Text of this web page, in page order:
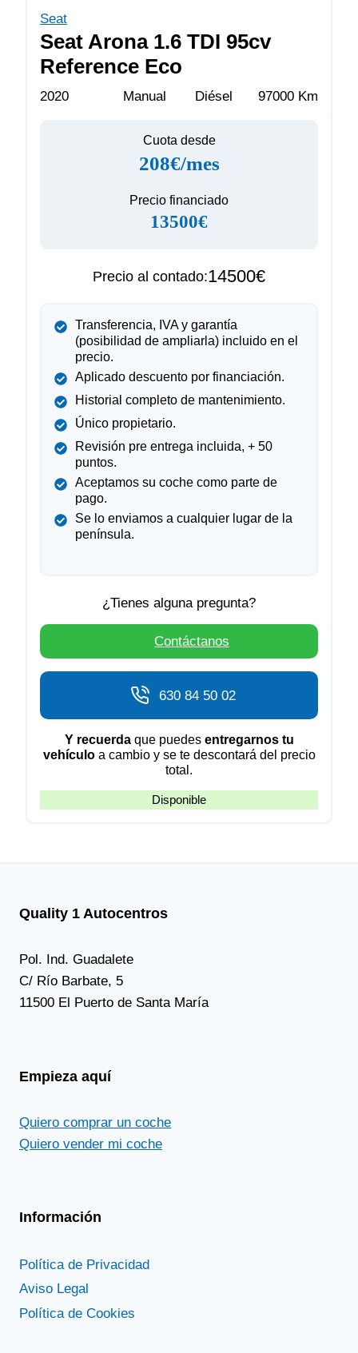
Seat
Seat Arona 1.6 TDI 95cv
Reference Eco
2020 Manual Diésel 97000 Km
Cuota desde
208€/mes
Precio financiado
13500€
Precio al contado:14500€
Transferencia, IVA y garantía
(posibilidad de ampliarla) incluido en el
precio.
Aplicado descuento por financiación.
Historial completo de mantenimiento.
Único propietario.
Revisión pre entrega incluida, + 50
puntos.
Aceptamos su coche como parte de
pago.
Se lo enviamos a cualquier lugar de la
península.
¿Tienes alguna pregunta?
Contáctanos
630 84 50 02
Y recuerdaque puedes entregarnos tu
vehículoa cambio y se te descontará del precio
total.
Disponible
Quality 1 Autocentros
Pol. Ind. Guadalete
C/ Río Barbate, 5
11500 El Puerto de Santa María
Empieza aquí
Quiero comprar un coche
Quiero vender mi coche
Información
Política de Privacidad
Aviso Legal
Política de Cookies